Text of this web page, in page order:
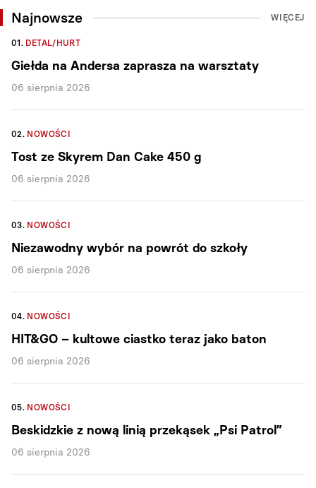
Najnowsze WIĘCEJ
01. DETAL/HURT
Giełda na Andersa zaprasza na warsztaty
06 sierpnia 2026
02. NOWOŚCI
Tost ze Skyrem Dan Cake 450 g
06 sierpnia 2026
03. NOWOŚCI
Niezawodny wybór na powrót do szkoły
06 sierpnia 2026
04. NOWOŚCI
HIT&GO – kultowe ciastko teraz jako baton
06 sierpnia 2026
05. NOWOŚCI
Beskidzkie z nową linią przekąsek „Psi Patrol”
06 sierpnia 2026